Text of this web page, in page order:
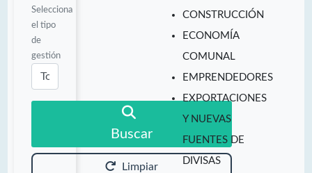
Selecciona
el tipo
de
gestión
Buscar
Limpiar
CONSTRUCCIÓN
ECONOMÍA
COMUNAL
EMPRENDEDORES
EXPORTACIONES
Y NUEVAS
FUENTES DE
DIVISAS